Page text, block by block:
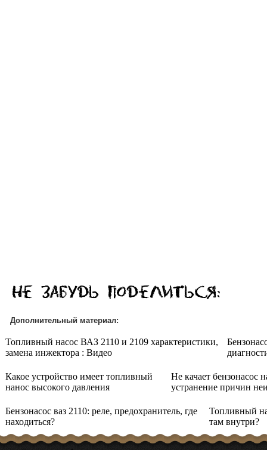
Дополнительный материал:
Топливный насос ВАЗ 2110 и 2109 характеристики,
замена инжектора : Видео
Какое устройство имеет топливный
нанос высокого давления
Не качает бензонасос
устранение причин
Бензонасос ваз 2110: реле, предохранитель, где
находиться?
Топливный
там внутри?